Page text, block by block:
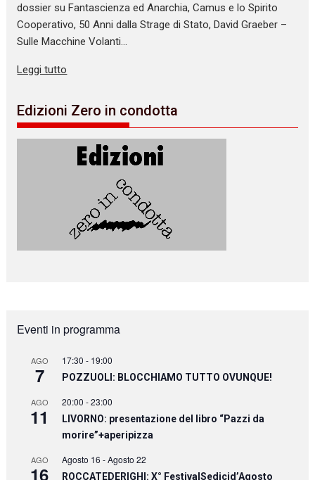
dossier su Fantascienza ed Anarchia, Camus e lo Spirito
Cooperativo, 50 Anni dalla Strage di Stato, David Graeber –
Sulle Macchine Volanti…
Leggi tutto
Edizioni Zero in condotta
Eventi in programma
AGO
7
17:30 - 19:00
POZZUOLI: BLOCCHIAMO TUTTO OVUNQUE!
AGO
11
20:00 -23:00
LIVORNO: presentazione del libro “Pazzi da
morire”+aperipizza
AGO
16
Agosto 16 -Agosto 22
ROCCATEDERIGHI: X° FestivalSedicid’Agosto